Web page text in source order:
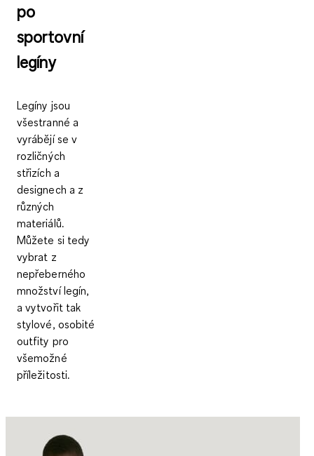
po
sportovní
legíny
Legíny jsou
všestranné a
vyrábějí se v
rozličných
střizích a
designech a z
různých
materiálů.
Můžete si tedy
vybrat z
nepřeberného
množství legín,
a vytvořit tak
stylové, osobité
outfity pro
všemožné
příležitosti.